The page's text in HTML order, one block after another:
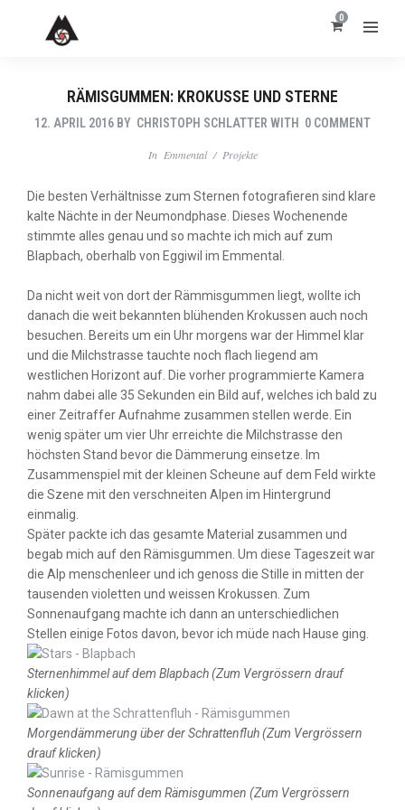
0
RÄMISGUMMEN: KROKUSSE UND STERNE
12. APRIL 2016 BY CHRISTOPH SCHLATTER WITH 0 COMMENT
In Emmental/ Projekte
Die besten Verhältnisse zum Sternen fotografieren sind klare
kalte Nächte in der Neumondphase. Dieses Wochenende
stimmte alles genau und so machte ich mich auf zum
Blapbach, oberhalb von Eggiwil im Emmental.
Da nicht weit von dort der Rämmisgummen liegt, wollte ich
danach die weit bekannten blühenden Krokussen auch noch
besuchen. Bereits um ein Uhr morgens war der Himmel klar
und die Milchstrasse tauchte noch flach liegend am
westlichen Horizont auf. Die vorher programmierte Kamera
nahm dabei alle 35 Sekunden ein Bild auf, welches ich bald zu
einer Zeitraffer Aufnahme zusammen stellen werde. Ein
wenig später um vier Uhr erreichte die Milchstrasse den
höchsten Stand bevor die Dämmerung einsetze. Im
Zusammenspiel mit der kleinen Scheune auf dem Feld wirkte
die Szene mit den verschneiten Alpen im Hintergrund
einmalig.
Später packte ich das gesamte Material zusammen und
begab mich auf den Rämisgummen. Um diese Tageszeit war
die Alp menschenleer und ich genoss die Stille in mitten der
tausenden violetten und weissen Krokussen. Zum
Sonnenaufgang machte ich dann an unterschiedlichen
Stellen einige Fotos davon, bevor ich müde nach Hause ging.
Sternenhimmel auf dem Blapbach (Zum Vergrössern drauf
klicken)
Morgendämmerung über der Schrattenfluh (Zum Vergrössern
drauf klicken)
Sonnenaufgang auf dem Rämisgummen (Zum Vergrössern